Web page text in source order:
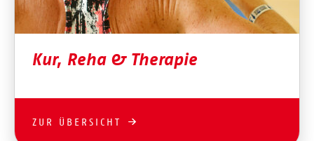
Kur, Reha & Therapie
ZUR ÜBERSICHT